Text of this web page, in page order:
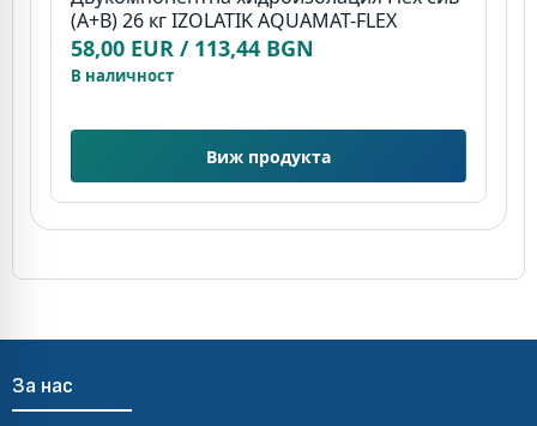
(A+B) 26 кг IZOLATIK AQUAMAT-FLEX
58,00 EUR / 113,44 BGN
В наличност
Виж продукта
За нас